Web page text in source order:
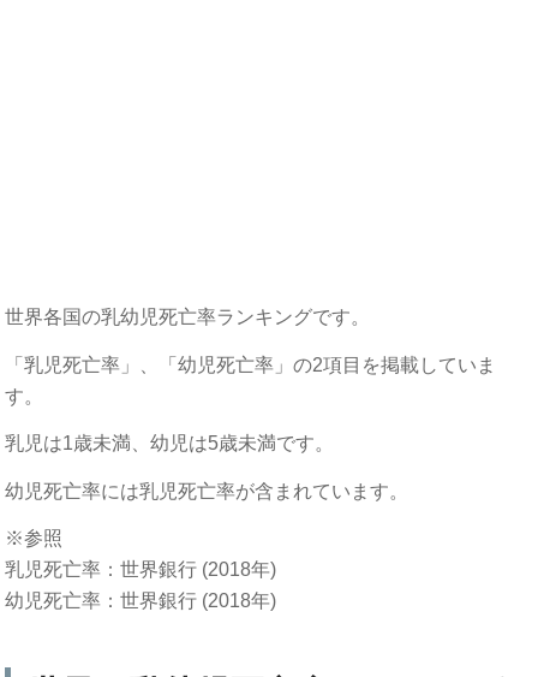
世界各国の乳幼児死亡率ランキングです。
「乳児死亡率」、「幼児死亡率」の2項目を掲載していま
す。
乳児は1歳未満、幼児は5歳未満です。
幼児死亡率には乳児死亡率が含まれています。
※参照
乳児死亡率：世界銀行 (2018年)
幼児死亡率：世界銀行 (2018年)